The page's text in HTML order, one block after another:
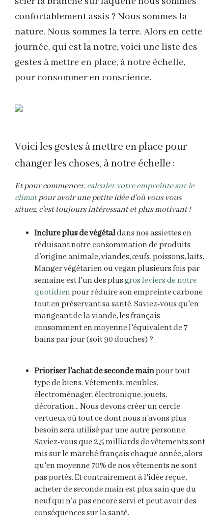
confortablement assis ? Nous sommes la
nature. Nous sommes la terre. Alors en cette
journée, qui est la notre, voici une liste des
gestes à mettre en place, à notre échelle,
pour consommer en conscience.
Voici les gestes à mettre en place pour
changer les choses, à notre échelle :
Et pour commencer,calculer votre empreinte sur le
climatpour avoir une petite idée d'où vous vous
situez, c'est toujours intéressant et plus motivant !
Inclure plus de végétaldans nos assiettes en
réduisant notre consommation de produits
d’origine animale, viandes, œufs, poissons, laits.
Manger végétarien ou vegan plusieurs fois par
semaine est l'un des plusgros leviers de notre
quotidienpour réduire son empreinte carbone
tout en préservant sa santé. Saviez-vous qu'en
mangeant de la viande, les français
consomment en moyenne l'équivalent de 7
bains par jour (soit 90 douches) ?
Prioriserl’achat de seconde mainpour tout
type de biens. Vêtements, meubles,
électroménager, électronique, jouets,
décoration... Nous devons créer un cercle
vertueux où tout ce dont nous n’avons plus
besoin sera utilisé par une autre personne.
Saviez-vous que 2,5 milliards de vêtements sont
mis sur le marché français chaque année, alors
qu'en moyenne 70% de nos vêtements ne sont
pas portés. Et contrairement à l'idée reçue,
acheter deseconde main est plus sain que du
neuf qui n'a pas encore servi et peut avoir des
conséquences sur la santé.